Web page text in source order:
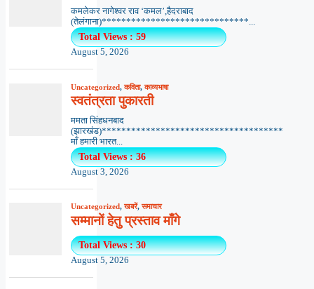
कमलेकर नागेश्वर राव ‘कमल’,हैदराबाद
(तेलंगाना)******************************...
Total Views : 59
August 5, 2026
Uncategorized,कविता,काव्यभाषा
स्वतंत्रता पुकारती
ममता सिंहधनबाद
(झारखंड)*************************************
माँ हमारी भारत...
Total Views : 36
August 3, 2026
Uncategorized,खबरें,समाचार
सम्मानों हेतु प्रस्ताव माँगे
Total Views : 30
August 5, 2026